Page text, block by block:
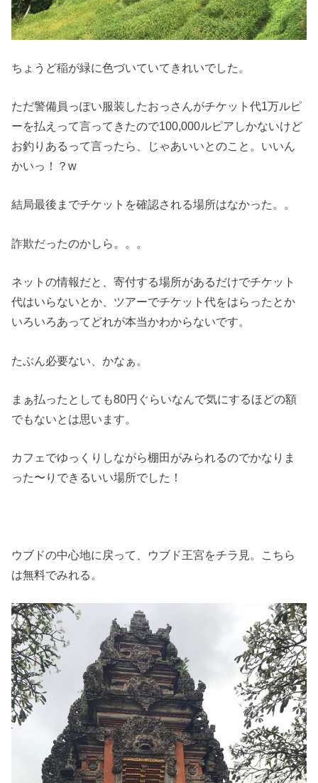
ちょうど稲が緑に色づいていてきれいでした。
ただ警備員っぽい服装したおっさんがチケット代1万ルピ
ーを払えって言ってきたので100,000ルピアしかないけど
お釣りあるって言ったら、じゃあいいとのこと。いいん
かいっ！？w
結局最後までチケットを確認される場所はなかった。。
詐欺だったのかしら。。。
ネットの情報だと、寄付する場所があるだけでチケット
代はいらないとか、ツアーでチケット代をはらったとか
いろいろあってどれが本当かわからないです。
たぶん必要ない、かなぁ。
まぁ払ったとしても80円ぐらいなんで気にするほどの額
でもないとは思います。
カフェでゆっくりしながら棚田がみられるのでかなりま
った〜りできるいい場所でした！
ウブドの中心地に戻って、ウブド王宮をチラ見。こちら
は無料でみれる。